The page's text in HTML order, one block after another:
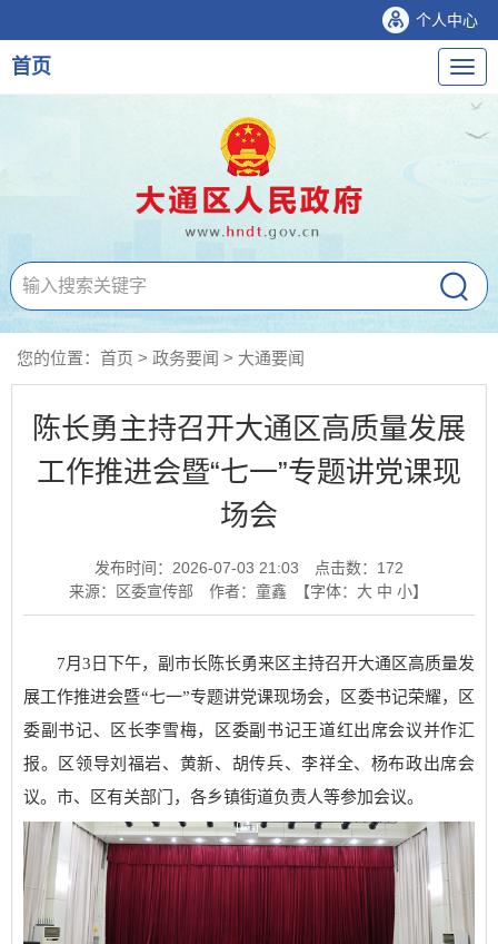
个人中心
导
航
首页
您的位置： 首页 > 政务要闻 > 大通要闻
陈长勇主持召开大通区高质量发展
工作推进会暨“七一”专题讲党课现
场会
发布时间：2026-07-03 21:03 点击数： 172
来源：区委宣传部
作者：童鑫 【字体： 大 中 小】
7月3日下午，副市长陈长勇来区主持召开大通区高质量发
展工作推进会暨“七一”专题讲党课现场会，区委书记荣耀，区
委副书记、区长李雪梅，区委副书记王道红出席会议并作汇
报。区领导刘福岩、黄新、胡传兵、李祥全、杨布政出席会
议。市、区有关部门，各乡镇街道负责人等参加会议。